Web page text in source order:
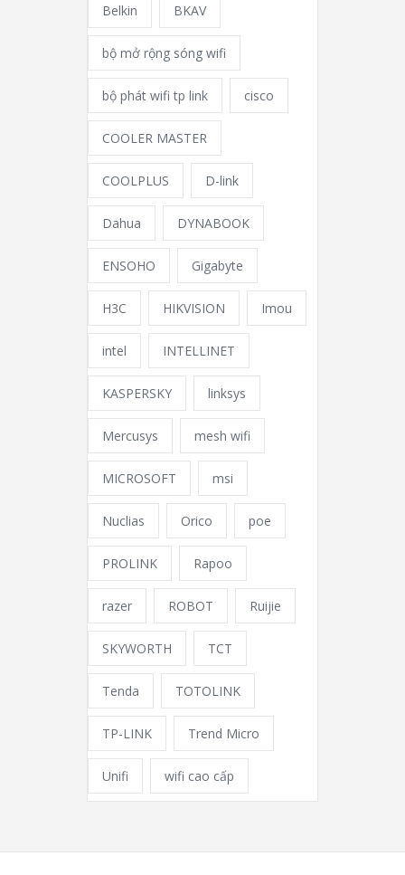
Belkin BKAV
bộ mở rộng sóng wifi
bộ phát wifi tp link cisco
COOLER MASTER
COOLPLUS D-link
Dahua DYNABOOK
ENSOHO Gigabyte
H3C HIKVISION Imou
intel INTELLINET
KASPERSKY linksys
Mercusys mesh wifi
MICROSOFT msi
Nuclias Orico poe
PROLINK Rapoo
razer ROBOT Ruijie
SKYWORTH TCT
Tenda TOTOLINK
TP-LINK Trend Micro
Unifi wifi cao cấp